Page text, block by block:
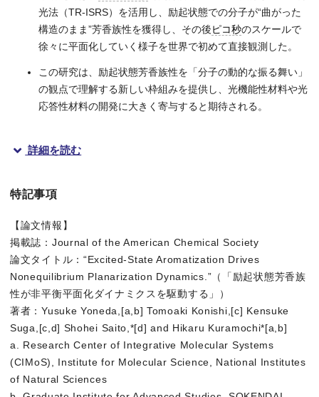
光法（TR-ISRS）を活用し、励起状態での分子が“曲がった
構造のまま”芳香族性を獲得し、その後ピコ秒のスケールで
徐々に平面化していく様子を世界で初めて直接観測した。
この研究は、励起状態芳香族性を「分子の動的な振る舞い」
の観点で理解する新しい枠組みを提供し、光機能性材料や光
応答性材料の開発に大きく寄与すると期待される。
分子科学研究所／総合研究大学院大学の米田勇祐助教、倉持光
さらに量子化学計算を組み合わせて解析したところ、励起後の
本研究成果は、国際学術誌『Journal of the American
研究の背景
芳香族性は、環状分子が平面構造で強い安定性と特有の反応性
詳細を読む
特記事項
【論文情報】
掲載誌：Journal of the American Chemical Society
論文タイトル：“Excited-State Aromatization Drives
Nonequilibrium Planarization Dynamics.”（「励起状態芳香族
性が非平衡平面化ダイナミクスを駆動する」）
著者：Yusuke Yoneda,[a,b] Tomoaki Konishi,[c] Kensuke
Suga,[c,d] Shohei Saito,*[d] and Hikaru Kuramochi*[a,b]
a. Research Center of Integrative Molecular Systems
(CIMoS), Institute for Molecular Science, National Institutes
of Natural Sciences